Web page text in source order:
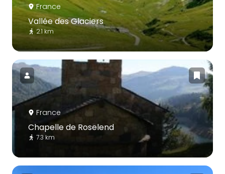
France
Vallée des Glaciers
2.1 km
France
Chapelle de Roselend
7.3 km